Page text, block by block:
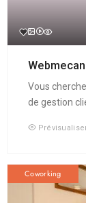
Vous
de gestion
Coworking